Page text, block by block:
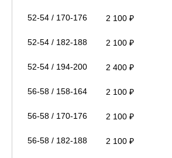
52-54 / 170-176 2 100 ₽
52-54 / 182-188 2 100 ₽
52-54 / 194-200 2 400 ₽
56-58 / 158-164 2 100 ₽
56-58 / 170-176 2 100 ₽
56-58 / 182-188 2 100 ₽